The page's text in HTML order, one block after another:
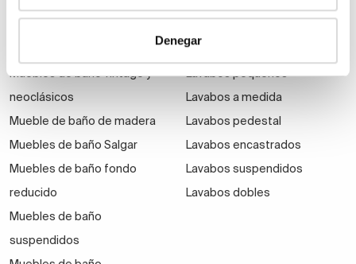
Denegar
Muebles de baño vintage y
neoclásicos
Mueble de baño de madera
Muebles de baño Salgar
Muebles de baño fondo
reducido
Muebles de baño
suspendidos
Lavabos baratos
Lavabos pequeños
Lavabos a medida
Lavabos pedestal
Lavabos encastrados
Lavabos suspendidos
Lavabos dobles